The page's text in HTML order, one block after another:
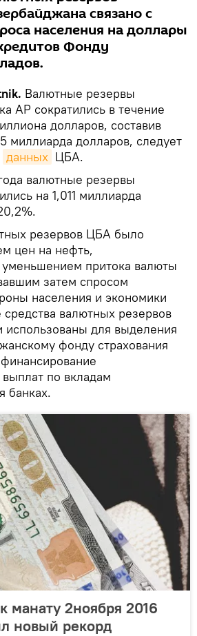
связано с
населения на доллары
Фонду
Валютные резервы
АР сократились в течение
долларов, составив
миллиарда долларов, следует
данных ЦБА.
валютные резервы
на 1,011 миллиарда
резервов ЦБА было
цен на нефть,
уменьшением притока валюты
затем спросом
населения и экономики
валютных резервов
использованы для выделения
фонду страхования
по вкладам
банках.
манату 2ноября 2016
новый рекорд